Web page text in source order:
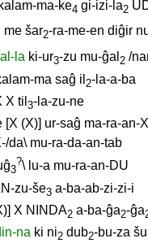
kalam-ma-ke4 gi-izi-la2
me šar2-ra-me-en diĝir
la ki-ur3-zu mu-ĝal 2 /
ma saĝ il 2-la-a-ba
X til 3-la-zu-ne
[X (X)] ur-saĝ ma-ra-an-X
da\ mu-ra-da-an-tab
3
?\ lu-a mu-ra-an-DU
zu-še3 a-ba-ab-zi-zi-i
] X NINDA2 a-ba-ĝa2-ĝa
na ki ni2 dub2-bu-za šu